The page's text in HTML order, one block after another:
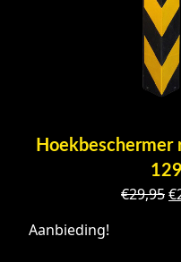
Hoekbeschermer
129
€29,95€
Aanbieding!